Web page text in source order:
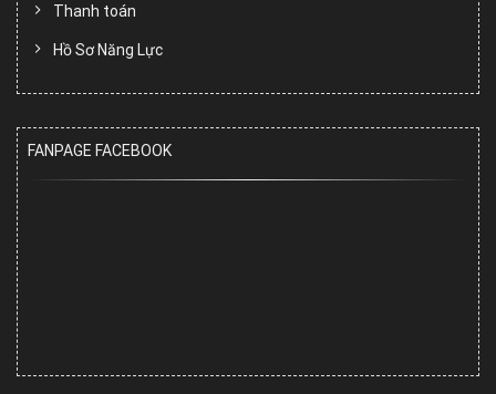
Thanh toán
Hồ Sơ Năng Lực
FANPAGE FACEBOOK